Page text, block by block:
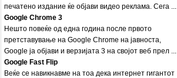
печатено издание ќе објави видео реклама. Сега ...
Google Chrome 3
Нешто повеќе од една година после првото
претставување на Google Chrome на јавноста,
Google ја објави и верзијата 3 на својот веб прел ...
Google Fast Flip
Веќе се навикнавме на тоа дека интернет гигантот